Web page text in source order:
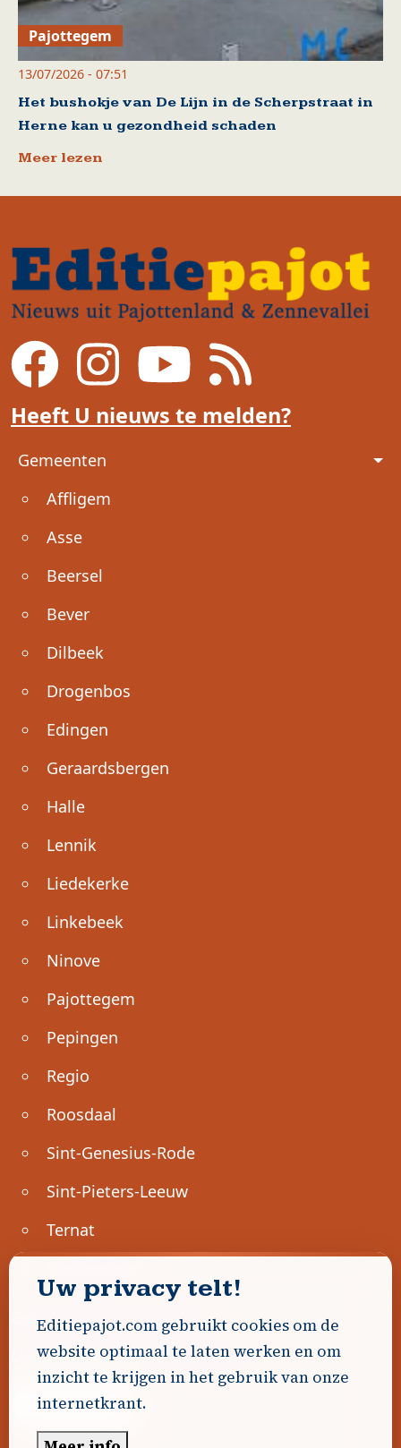
Pajottegem
13/07/2026 - 07:51
Het bushokje van De Lijn in de Scherpstraat in
Herne kan u gezondheid schaden
Meer lezen
Heeft U nieuws te melden?
Voet
Gemeenten
Affligem
Asse
Beersel
Bever
Dilbeek
Drogenbos
Edingen
Geraardsbergen
Halle
Lennik
Liedekerke
Linkebeek
Ninove
Pajottegem
Pepingen
Regio
Roosdaal
Sint-Genesius-Rode
Sint-Pieters-Leeuw
Ternat
Geen advertenties gevonden.
Uw advertentie hier? Contacteer ons!
Word Partner!
Uw privacy telt!
Editiepajot.com gebruikt cookies om de
website optimaal te laten werken en om
inzicht te krijgen in het gebruik van onze
internetkrant.